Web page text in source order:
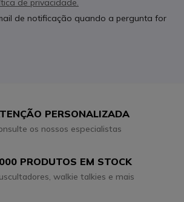
de privacidade.
de notificação quando a pergunta for
PERSONALIZADA
os nossos especialistas
PRODUTOS EM STOCK
walkie talkies e mais